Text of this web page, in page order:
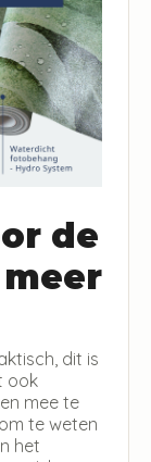
de
dit is
ook
mee te
te weten
het